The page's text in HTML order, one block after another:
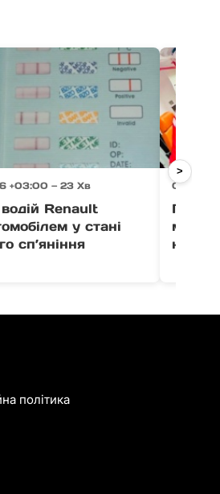
+03:00 — 23 Хв
Renault
у стані
сп’яніння
09
мати
>
політика